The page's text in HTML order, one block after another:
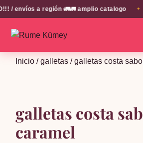
/ envíos a región 🚛🚛 amplio catalogo
Inicio /galletas / galletas costa
galletas costa
caramel